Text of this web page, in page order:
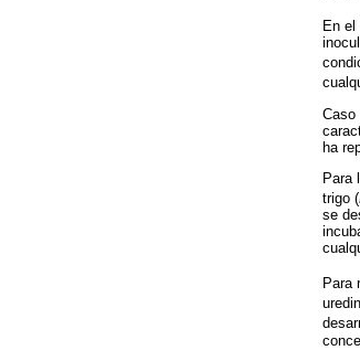
En
Caso
ha
Para
trigo (
se
Para